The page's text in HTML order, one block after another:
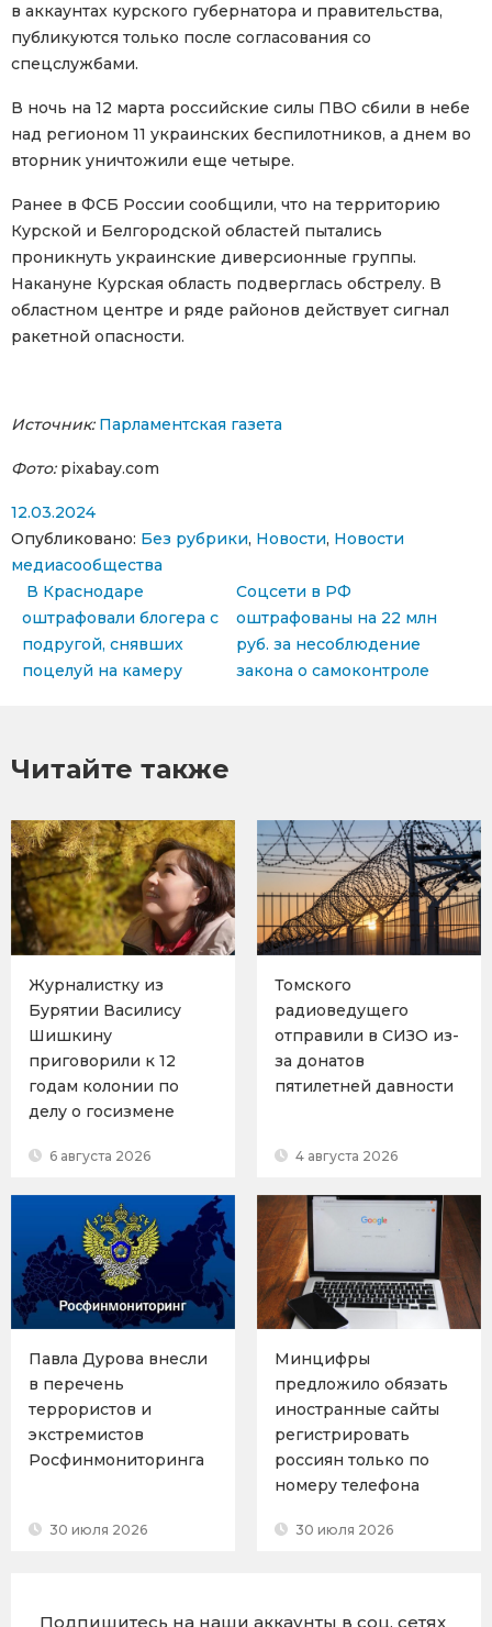
в аккаунтах курского губернатора и правительства,
публикуются только после согласования со
спецслужбами.
В ночь на 12 марта российские силы ПВО сбили в небе
над регионом 11 украинских беспилотников, а днем во
вторник уничтожили еще четыре.
Ранее в ФСБ России сообщили, что на территорию
Курской и Белгородской областей пытались
проникнуть украинские диверсионные группы.
Накануне Курская область подверглась обстрелу. В
областном центре и ряде районов действует сигнал
ракетной опасности.
Источник: Парламентская газета
Фото:pixabay.com
12.03.2024
Опубликовано: Без рубрики, Новости, Новости
медиасообщества
Навигация по записям
В Краснодаре
оштрафовали блогера с
подругой, снявших
поцелуй на камеру
Соцсети в РФ
оштрафованы на 22 млн
руб. за несоблюдение
закона о самоконтроле
Читайте также
Журналистку из
Бурятии Василису
Шишкину
приговорили к 12
годам колонии по
делу о госизмене
6 августа 2026
Томского
радиоведущего
отправили в СИЗО из-
за донатов
пятилетней давности
4 августа 2026
Павла Дурова внесли
в перечень
террористов и
экстремистов
Росфинмониторинга
30 июля 2026
Минцифры
предложило обязать
иностранные сайты
регистрировать
россиян только по
номеру телефона
30 июля 2026
Подпишитесь на наши аккаунты в соц. сетях